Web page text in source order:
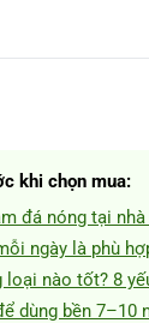
kỹ. Đội ngũ
dùng để bền
mỗi ngày, kết
khi chọn mua:
đá nóng tại
ngày là phù
loại nào tốt? 8
dùng bền 7–10